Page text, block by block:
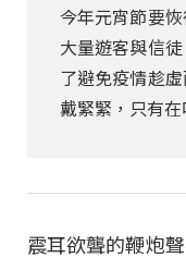
今年元宵節要
大量遊客與信
了避免疫情趁
戴緊緊，只有在
震耳欲聾的鞭炮